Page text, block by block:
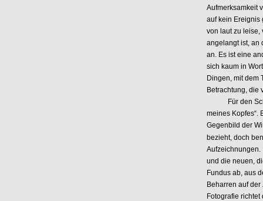
Aufmerksamkeit
auf kein Ereignis
von laut zu leise,
angelangt ist, an
an. Es ist eine
sich kaum in
Dingen, mit dem
Betrachtung, die
Für den
meines Kopfes“.
Gegenbild der
bezieht, doch
Aufzeichnungen.
und die neuen,
Fundus ab, aus
Beharren auf
Fotografie